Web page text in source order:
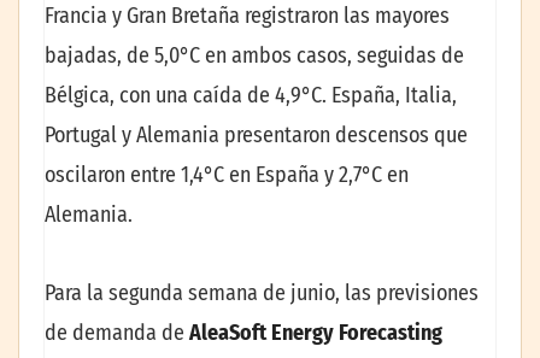
Francia y Gran Bretaña registraron las mayores
bajadas, de 5,0°C en ambos casos, seguidas de
Bélgica, con una caída de 4,9°C. España, Italia,
Portugal y Alemania presentaron descensos que
oscilaron entre 1,4°C en España y 2,7°C en
Alemania.
Para la segunda semana de junio, las previsiones
de demanda de AleaSoft Energy Forecasting